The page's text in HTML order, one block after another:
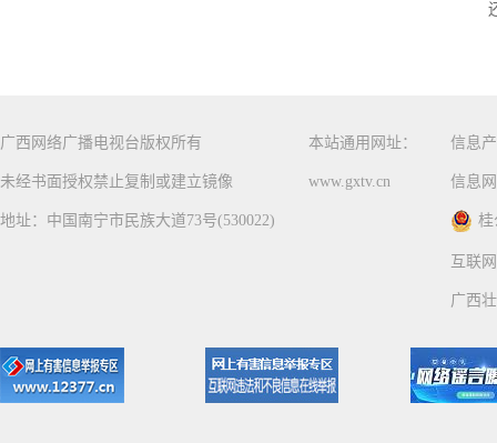
广西网络广播电视台版权所有
未经书面授权禁止复制或建立镜像
地址：中国南宁市民族大道73号(530022)
本站通用网址：
www.gxtv.cn
信息
信息
桂
互联
广西